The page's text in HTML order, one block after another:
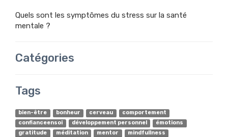
Quels sont les symptômes du stress sur la santé
mentale ?
Catégories
Tags
bien-être bonheur cerveau
comportement
confianceensoi
développement personnel
émotions
gratitude
méditation mentor
mindfullness